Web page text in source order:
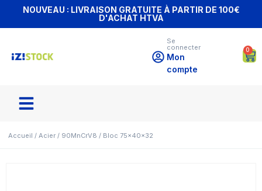
NOUVEAU : LIVRAISON GRATUITE À PARTIR DE 100€
D'ACHAT HTVA
Se
connecter
Mon
compte
0
Accueil / Acier / 90MnCrV8 / Bloc 75x40x32